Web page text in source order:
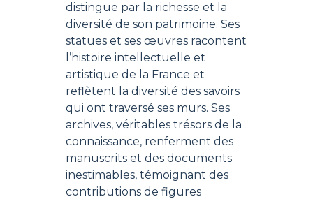
distingue par la richesse et la
diversité de son patrimoine. Ses
statues et ses œuvres racontent
l’histoire intellectuelle et
artistique de la France et
reflètent la diversité des savoirs
qui ont traversé ses murs. Ses
archives, véritables trésors de la
connaissance, renferment des
manuscrits et des documents
inestimables, témoignant des
contributions de figures